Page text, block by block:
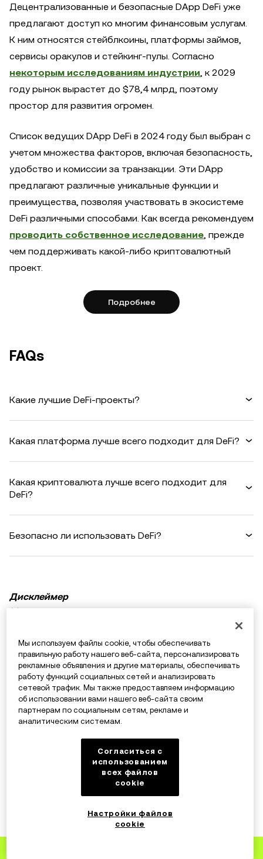
Децентрализованные и безопасные DApp DeFi уже
предлагают доступ ко многим финансовым услугам.
К ним относятся стейблкоины, платформы займов,
сервисы оракулов и стейкинг-пулы. Согласно
некоторым исследованиям индустрии , к 2029
году рынок вырастет до $78,4 млрд, поэтому
простор для развития огромен.
Список ведущих DApp DeFi в 2024 году был выбран с
учетом множества факторов, включая безопасность,
удобство и комиссии за транзакции. Эти DApp
предлагают различные уникальные функции и
преимущества, позволяя участвовать в экосистеме
DeFi различными способами. Как всегда рекомендуем
проводить собственное исследование , прежде
чем поддерживать какой-либо криптовалютный
проект.
Подробнее
FAQs
Какие лучшие DeFi-проекты?
Какая платформа лучше всего подходит для DeFi?
Какая криптовалюта лучше всего подходит для
DeFi?
Безопасно ли использовать DeFi?
Дисклеймер
Материалы предоставлены исключительно в
информацию о продуктах, которые недоступны в
вашем регионе. Они не являются инвестиционным
советом или рекомендацией, предложением или
приглашением к покупке, продаже или удержанию
криптовалюты / цифровых активов, советом в
финансовой, бухгалтерской, юридической или
активы, в том числе стейблкоины, сопряжены с
высокими рисками и подвержены сильным ценовым
колебаниям. Тщательно оцените финансовое
состояние и определите, подходит ли вам торговля и
связанным с вашими конкретными обстоятельствами,
обращайтесь к специалистам в области
Развернуть
Похожие статьи
Доминирование Bitcoin: полное
Мы используем файлы cookie, чтобы обеспечивать
правильную работу нашего веб-сайта, персонализировать
рекламные объявления и другие материалы, обеспечивать
работу функций социальных сетей и анализировать
сетевой трафик. Мы также предоставляем информацию
об использовании вами нашего веб-сайта своим
партнерам по социальным сетям, рекламе и
аналитическим системам.
Согласиться с
использованием
всех файлов
cookie
Настройки файлов
cookie